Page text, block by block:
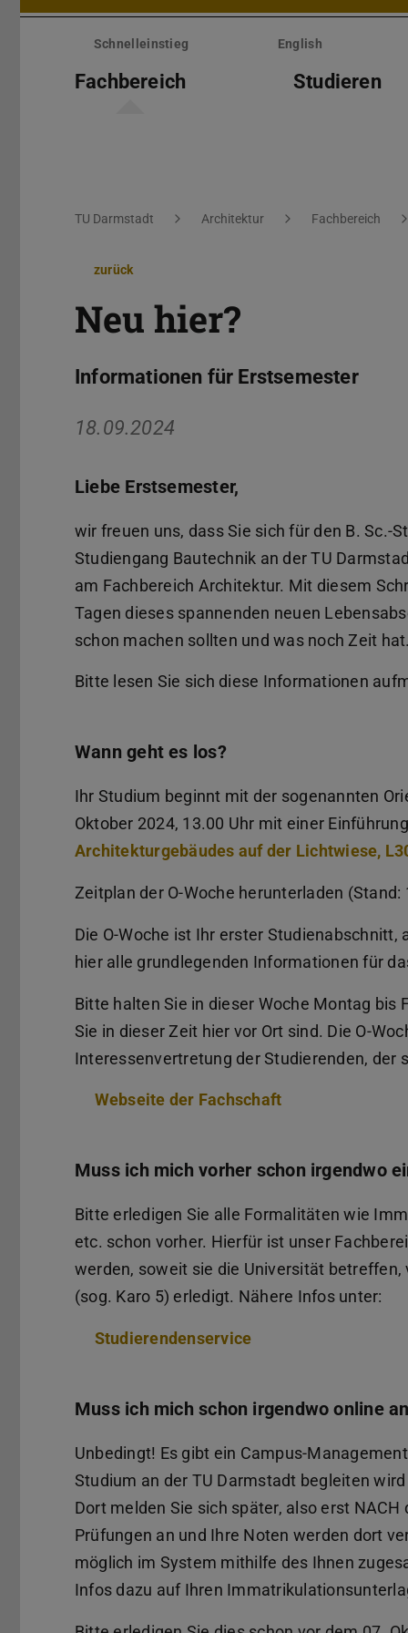
Menü
überspringenSchnelleinstieg English
Fachbereich Studieren
Sie befinden sich hier:
TU Darmstadt Architektur Fachbereich
zurück
Neu hier?
Informationen für Erstsemester
18.09.2024
Liebe Erstsemester,
wir freuen uns, dass Sie sich für den B. Sc.-
Studiengang Bautechnik an der TU
am Fachbereich Architektur. Mit diesem
Tagen dieses spannenden neuen
schon machen sollten und was noch Zeit hat.
Bitte lesen Sie sich diese Informationen
Wann geht es los?
Ihr Studium beginnt mit der sogenannten
Oktober 2024, 13.00 Uhr mit einer
Architekturgebäudes auf der Lichtwiese,
Zeitplan der O-Woche herunterladen (Stand:
Die O-Woche ist Ihr erster
hier alle grundlegenden Informationen für
Bitte halten Sie in dieser Woche Montag bis
Sie in dieser Zeit hier vor Ort sind. Die O-
Interessenvertretung der Studierenden, der
Webseite der Fachschaft
Muss ich mich vorher schon irgendwo
Bitte erledigen Sie alle Formalitäten wie
etc. schon vorher. Hierfür ist unser
werden, soweit sie die Universität
(sog. Karo 5) erledigt. Nähere Infos unter:
Studierendenservice
Muss ich mich schon irgendwo online
Unbedingt! Es gibt ein Campus-
Studium an der TU Darmstadt begleiten
Dort melden Sie sich später, also erst
Prüfungen an und Ihre Noten werden dort
möglich im System mithilfe des Ihnen
Infos dazu auf Ihren